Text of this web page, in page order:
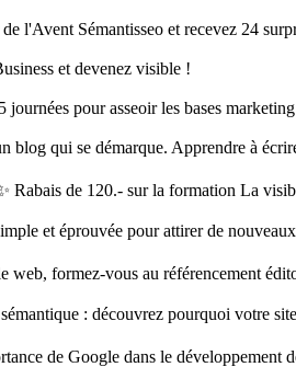
l'Avent Sémantisseo et recevez 24
et devenez visible !
pour asseoir les bases
blog qui se démarque. Apprendre à
Rabais de 120.- sur la formation La
et éprouvée pour attirer de
web, formez-vous au référencement
: découvrez pourquoi votre
de Google dans le développement